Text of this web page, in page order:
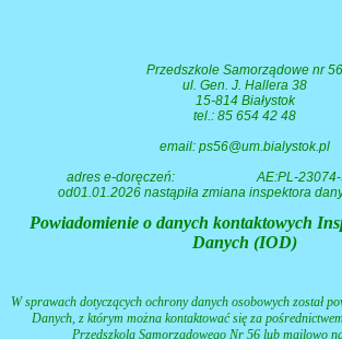
Przedszkole Samorządowe nr 56
ul. Gen. J. Hallera 38
15-814 Białystok
tel.: 85 654 42 48
email: ps56@um.bialystok.pl
adres e-doręczeń:AE:PL-23074-
od01.01.2026 nastąpiła zmiana inspektora
Powiadomienie o danych kontaktowych
Danych (IOD)
W sprawach dotyczących ochrony danych osobowych został
Danych, z którym można kontaktować się za
Przedszkola Samorządowego Nr 56 lub mailowo